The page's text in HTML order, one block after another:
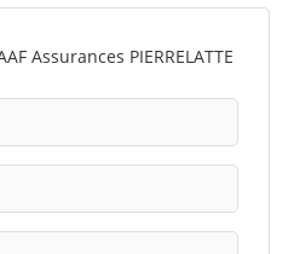
Assurances PIERRELATTE